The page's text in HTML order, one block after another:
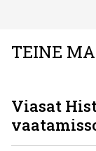
TEINE
Viasat